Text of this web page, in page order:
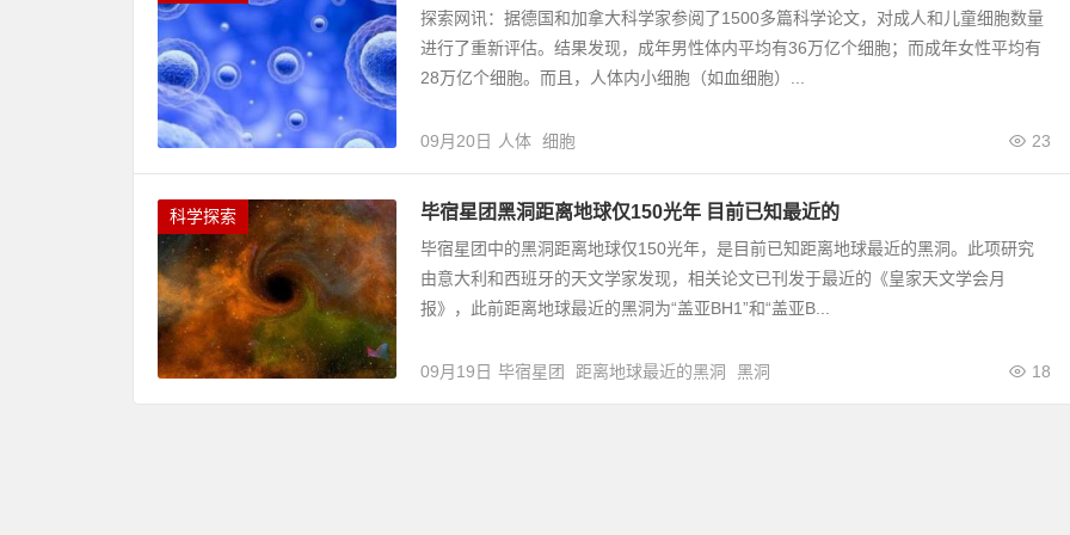
探索网讯：据德国和加拿大科学家参阅了1500多篇科学论文，对成人和儿童细胞数量
进行了重新评估。结果发现，成年男性体内平均有36万亿个细胞；而成年女性平均有
28万亿个细胞。而且，人体内小细胞（如血细胞）...
09月20日 23
人体 细胞
科学探索 毕宿星团黑洞距离地球仅150光年 目前已知最近的
毕宿星团中的黑洞距离地球仅150光年，是目前已知距离地球最近的黑洞。此项研究
由意大利和西班牙的天文学家发现，相关论文已刊发于最近的《皇家天文学会月
报》，此前距离地球最近的黑洞为“盖亚BH1”和“盖亚B...
09月19日 18
毕宿星团 距离地球最近的黑洞 黑洞